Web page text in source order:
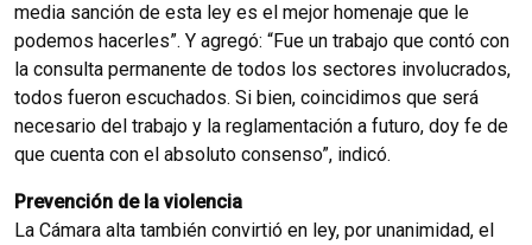
media sanción de esta ley es el mejor homenaje que le
podemos hacerles”. Y agregó: “Fue un trabajo que contó con
la consulta permanente de todos los sectores involucrados,
todos fueron escuchados. Si bien, coincidimos que será
necesario del trabajo y la reglamentación a futuro, doy fe de
que cuenta con el absoluto consenso”, indicó.
Prevención de la violencia
La Cámara alta también convirtió en ley, por unanimidad, el